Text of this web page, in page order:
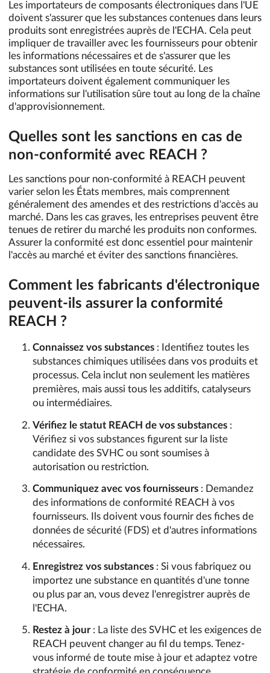
Les importateurs de composants électroniques dans l'UE
doivent s'assurer que les substances contenues dans leurs
produits sont enregistrées auprès de l'ECHA. Cela peut
impliquer de travailler avec les fournisseurs pour obtenir
les informations nécessaires et de s'assurer que les
substances sont utilisées en toute sécurité. Les
importateurs doivent également communiquer les
informations sur l'utilisation sûre tout au long de la chaîne
d'approvisionnement.
Quelles sont les sanctions en cas de
non-conformité avec REACH ?
Les sanctions pour non-conformité à REACH peuvent
varier selon les États membres, mais comprennent
généralement des amendes et des restrictions d'accès au
marché. Dans les cas graves, les entreprises peuvent être
tenues de retirer du marché les produits non conformes.
Assurer la conformité est donc essentiel pour maintenir
l'accès au marché et éviter des sanctions financières.
Comment les fabricants d'électronique
peuvent-ils assurer la conformité
REACH ?
Connaissez vos substances : Identifiez toutes les
substances chimiques utilisées dans vos produits et
processus. Cela inclut non seulement les matières
premières, mais aussi tous les additifs, catalyseurs
ou intermédiaires.
Vérifiez le statut REACH de vos substances :
Vérifiez si vos substances figurent sur la liste
candidate des SVHC ou sont soumises à
autorisation ou restriction.
Communiquez avec vos fournisseurs : Demandez
des informations de conformité REACH à vos
fournisseurs. Ils doivent vous fournir des fiches de
données de sécurité (FDS) et d'autres informations
nécessaires.
Enregistrez vos substances : Si vous fabriquez ou
importez une substance en quantités d'une tonne
ou plus par an, vous devez l'enregistrer auprès de
l'ECHA.
Restez à jour: La liste des SVHC et les exigences de
REACH peuvent changer au fil du temps. Tenez-
vous informé de toute mise à jour et adaptez votre